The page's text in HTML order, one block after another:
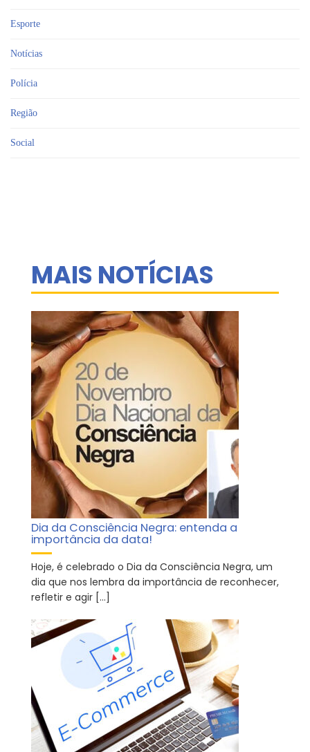
Esporte
Notícias
Polícia
Região
Social
MAIS NOTÍCIAS
Dia da Consciência Negra: entenda a
importância da data!
Hoje, é celebrado o Dia da Consciência Negra, um
dia que nos lembra da importância de reconhecer,
refletir e agir […]